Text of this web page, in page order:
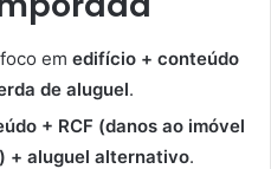
em edifício + conteúdo
de aluguel.
+ RCF (danos ao imóvel
+ aluguel alternativo.